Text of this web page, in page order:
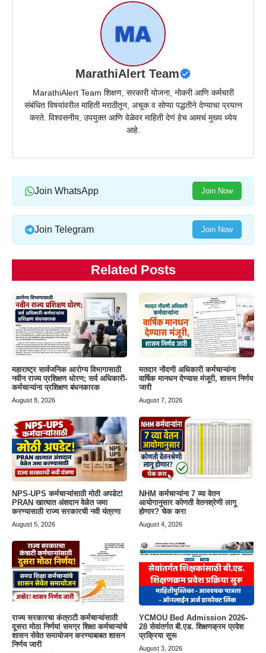
MarathiAlert Team
MarathiAlert Team शिक्षण, सरकारी योजना, नोकरी आणि कर्मचारी
संबंधित विषयांवरील माहिती मराठीतून, अचूक व सोप्या पद्धतीने देण्याचा प्रयत्न
करते. विश्वसनीय, उपयुक्त आणि वेळेवर माहिती देणं हेच आमचं मुख्य ध्येय
आहे.
Join WhatsApp Join Now
Join Telegram Join Now
Related Posts
महाराष्ट्र सार्वजनिक आरोग्य विभागासाठी
नवीन राज्य प्रशिक्षण धोरण; सर्व अधिकारी-
कर्मचाऱ्यांना प्रशिक्षण बंधनकारक
August 8, 2026
मतदार नोंदणी अधिकारी कर्मचाऱ्यांना
वार्षिक मानधन देण्यास मंजूरी, शासन निर्णय
जारी
August 7, 2026
NPS-UPS कर्मचाऱ्यांसाठी मोठी अपडेट!
PRAN खात्यात अंशदान वेळेत जमा
करण्यासाठी राज्य सरकारची नवी यंत्रणा
August 5, 2026
NHM कर्मचाऱ्यांना 7 व्या वेतन
आयोगानुसार कोणती वेतनश्रेणी लागू
होणार? चेक करा
August 4, 2026
राज्य सरकारचा कंत्राटी कर्मचाऱ्यांसाठी
दूसरा मोठा निर्णय! समग्र शिक्षा कर्मचाऱ्यांचे
शासन सेवेत समायोजन करण्याबाबत शासन
निर्णय जारी
YCMOU Bed Admission 2026-
28 सेवांतर्गत बी.एड. शिक्षणक्रम प्रवेश
प्रक्रिया सुरू
August 3, 2026